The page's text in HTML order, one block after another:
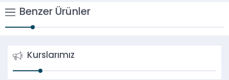
Benzer Ürünler
Kurslarımız